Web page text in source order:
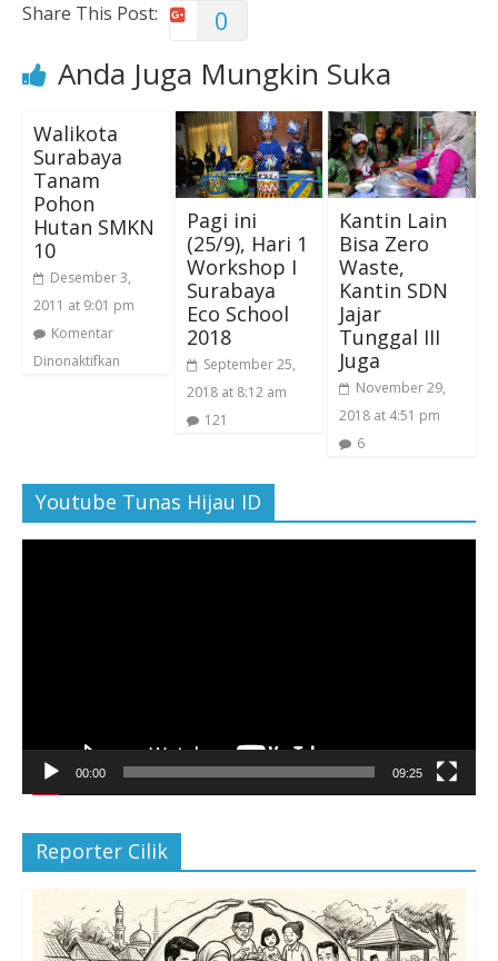
Share This Post: 0
Anda Juga Mungkin Suka
Walikota
Surabaya
Tanam
Pohon
Hutan SMKN
10
Desember 3,
2011 at 9:01 pm
Komentar
Dinonaktifkan
Pagi ini
(25/9), Hari 1
Workshop I
Surabaya
Eco School
2018
September 25,
2018 at 8:12 am
121
Kantin Lain
Bisa Zero
Waste,
Kantin SDN
Jajar
Tunggal III
Juga
November 29,
2018 at 4:51 pm
6
Youtube Tunas Hijau ID
00:00 09:25
Reporter Cilik